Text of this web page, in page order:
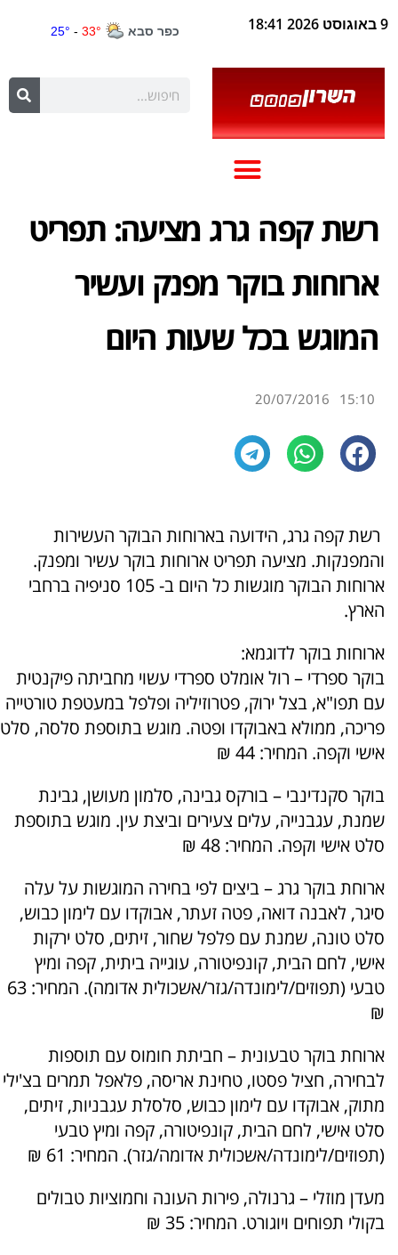
9 באוגוסט 2026 18:41
רשת קפה גרג מציעה: תפריט
ארוחות בוקר מפנק ועשיר
המוגש בכל שעות היום
15:10
20/07/2016
רשת קפה גרג, הידועה בארוחות הבוקר העשירות
והמפנקות. מציעה תפריט ארוחות בוקר עשיר ומפנק.
ארוחות הבוקר מוגשות כל היום ב- 105 סניפיה ברחבי
הארץ.
ארוחות בוקר לדוגמא:
בוקר ספרדי – רול אומלט ספרדי עשוי מחביתה פיקנטית
עם תפו"א, בצל ירוק, פטרוזיליה ופלפל במעטפת טורטייה
פריכה, ממולא באבוקדו ופטה. מוגש בתוספת סלסה, סלט
אישי וקפה. המחיר: 44 ₪
בוקר סקנדינבי – בורקס גבינה, סלמון מעושן, גבינת
שמנת, עגבנייה, עלים צעירים וביצת עין. מוגש בתוספת
סלט אישי וקפה. המחיר: 48 ₪
ארוחת בוקר גרג – ביצים לפי בחירה המוגשות על עלה
סיגר, לאבנה דואה, פטה זעתר, אבוקדו עם לימון כבוש,
סלט טונה, שמנת עם פלפל שחור, זיתים, סלט ירקות
אישי, לחם הבית, קונפיטורה, עוגייה ביתית, קפה ומיץ
טבעי (תפוזים/לימונדה/גזר/אשכולית אדומה). המחיר: 63
₪
ארוחת בוקר טבעונית – חביתת חומוס עם תוספות
לבחירה, חציל פסטו, טחינת אריסה, פלאפל תמרים בצ'ילי
מתוק, אבוקדו עם לימון כבוש, סלסלת עגבניות, זיתים,
סלט אישי, לחם הבית, קונפיטורה, קפה ומיץ טבעי
(תפוזים/לימונדה/אשכולית אדומה/גזר). המחיר: 61 ₪
מעדן מוזלי – גרנולה, פירות העונה וחמוציות טבולים
בקולי תפוחים ויוגורט. המחיר: 35 ₪